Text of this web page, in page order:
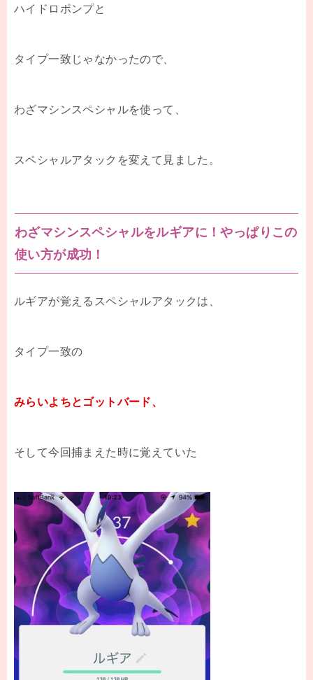
ハイドロポンプと
タイプ一致じゃなかったので、
わざマシンスペシャルを使って、
スペシャルアタックを変えて見ました。
わざマシンスペシャルをルギアに！やっぱりこの
使い方が成功！
ルギアが覚えるスペシャルアタックは、
タイプ一致の
みらいよちとゴットバード、
そして今回捕まえた時に覚えていた